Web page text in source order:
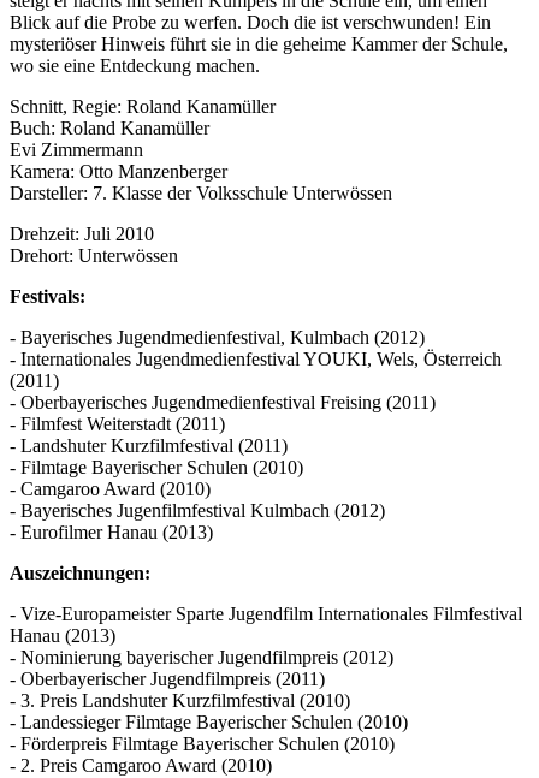
Blick auf die Probe zu werfen. Doch die ist verschwunden! Ein
mysteriöser Hinweis führt sie in die geheime Kammer der Schule,
wo sie eine Entdeckung machen.
Schnitt, Regie: Roland Kanamüller
Buch: Roland Kanamüller
Evi Zimmermann
Kamera: Otto Manzenberger
Darsteller: 7. Klasse der Volksschule Unterwössen
Drehzeit: Juli 2010
Drehort: Unterwössen
Festivals:
- Bayerisches Jugendmedienfestival, Kulmbach (2012)
- Internationales Jugendmedienfestival YOUKI, Wels, Österreich
(2011)
- Oberbayerisches Jugendmedienfestival Freising (2011)
- Filmfest Weiterstadt (2011)
- Landshuter Kurzfilmfestival (2011)
- Filmtage Bayerischer Schulen (2010)
- Camgaroo Award (2010)
- Bayerisches Jugenfilmfestival Kulmbach (2012)
- Eurofilmer Hanau (2013)
Auszeichnungen:
- Vize-Europameister Sparte Jugendfilm Internationales Filmfestival
Hanau (2013)
- Nominierung bayerischer Jugendfilmpreis (2012)
- Oberbayerischer Jugendfilmpreis (2011)
- 3. Preis Landshuter Kurzfilmfestival (2010)
- Landessieger Filmtage Bayerischer Schulen (2010)
- Förderpreis Filmtage Bayerischer Schulen (2010)
- 2. Preis Camgaroo Award (2010)